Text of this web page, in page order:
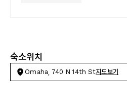
숙소위치
Omaha, 740 N 14th St지도보기